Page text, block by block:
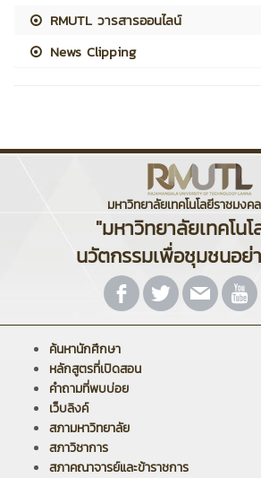
RMUTL วารสารออนไลน์
News Clipping
มหาวิทยาลัยเทคโนโลยีราชมงค
"มหาวิทยาลัยเทคโนโ
นวัตกรรมเพื่อชุมชนอย่
ค้นหานักศึกษา
หลักสูตรที่เปิดสอน
คำถามที่พบบ่อย
เว็บลิงค์
สภามหาวิทยาลัย
สภาวิชาการ
สภาคณาจารย์และข้าราชการ